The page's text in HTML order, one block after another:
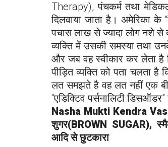
Therapy), पंचकर्म तथा
दिलवाया जाता है। अमेरिका के
पचास लाख से ज्यादा लोग नशे से
व्यक्ति में उसकी समस्या तथा
और जब वह स्वीकार कर लेता है
पीड़ित व्यक्ति को पता चलता
लत समझते है वह लत नहीं एक
“एडिक्टिव पर्सनालिटी डिसऑडर”
Nasha Mukti Kendra
शुगर(BROWN SUGAR),
आदि से छुटकारा